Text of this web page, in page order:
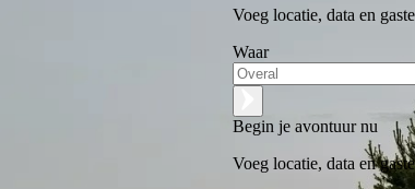
Voeg locatie, data en
Waar
Begin je avontuur nu
Voeg locatie, data en